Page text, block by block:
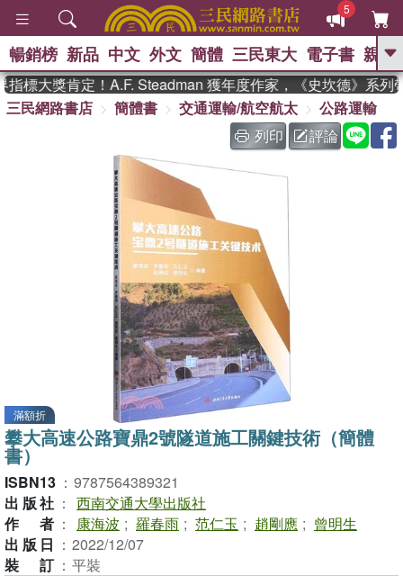
5
GO
熱搜： 東野圭吾 、 The Odyssey 、
、 如果歷史是一群喵 、 暑期
國際布克獎 臺灣漫遊錄 、 方
念華 、 台灣的李登輝時代
孩：黎曼猜想
暢銷榜 新品 中文 外文 簡體 三民東大 電子書 親子
標大獎肯定！A.F. Steadman 獲年度作家，《史坎德》系列帶
三民網路書店
簡體書 交通運輸/航空航太
公路運輸
列印
評論
滿額折
攀大高速公路寶鼎2號隧道施工關鍵技術（簡體
書）
ISBN13 ： 9787564389321
出版社 ： 西南交通大學出版社
作者 ： 康海波 ; 羅春雨 ; 范仁玉 ; 趙剛應 ; 曾明生
出版日 ： 2022/12/07
裝訂 ： 平裝